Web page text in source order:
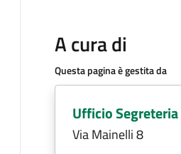
A cura di
Questa pagina è gestita da
Ufficio Segreteria
Via Mainelli 8